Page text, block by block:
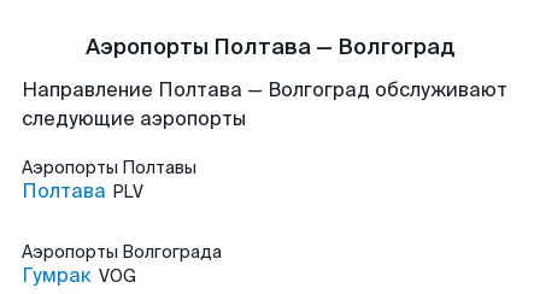
Аэропорты Полтава — Волгоград
Направление Полтава — Волгоград обслуживают
следующие аэропорты
Аэропорты Полтавы
Полтава PLV
Аэропорты Волгограда
Гумрак VOG